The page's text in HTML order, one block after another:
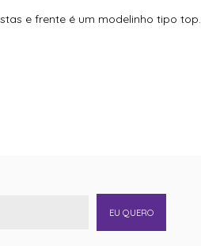
e frente é um modelinho tipo top.
EU QUERO